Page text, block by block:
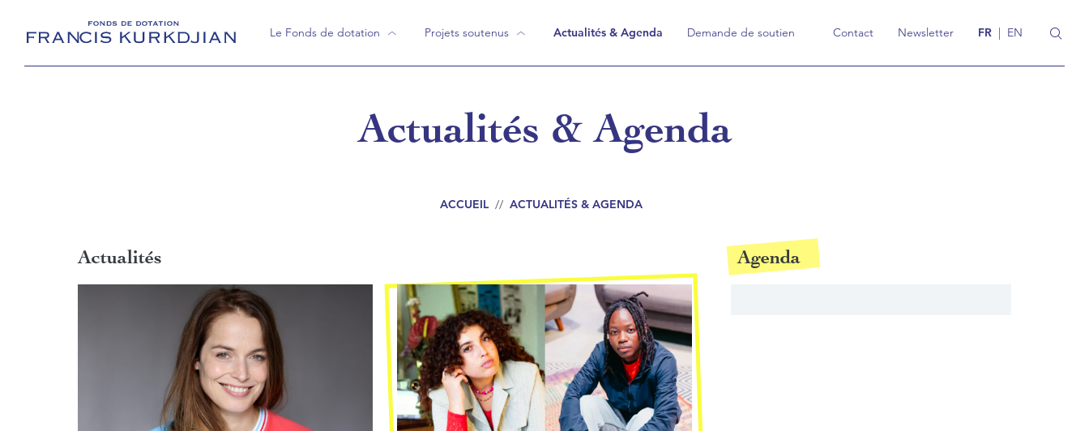
Le Fonds de dotation Projets soutenus
Projets en cours
Actualités & Agenda Demande de soutien Contact Newsletter FR | EN
Actualités & Agenda
ACCUEIL // ACTUALITÉS & AGENDA
Actualités Agenda